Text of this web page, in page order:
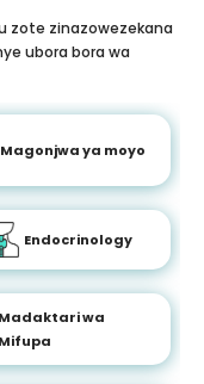
zote zinazowezekana
ubora bora wa
Magonjwa ya moyo
Endocrinology
Madaktari wa
Mifupa